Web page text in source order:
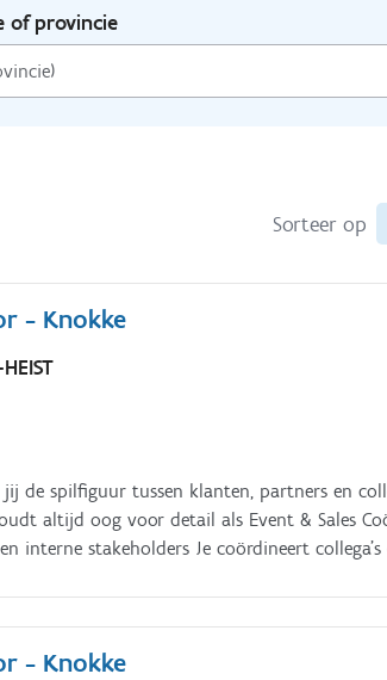
of provincie
Sorteer op
- Knokke
de spilfiguur tussen klanten, partners en
altijd oog voor detail als Event & Sales
interne stakeholders Je coördineert
commercieel mee, spot nieuwe
Je zorgt voor een nauwkeurige
- Knokke